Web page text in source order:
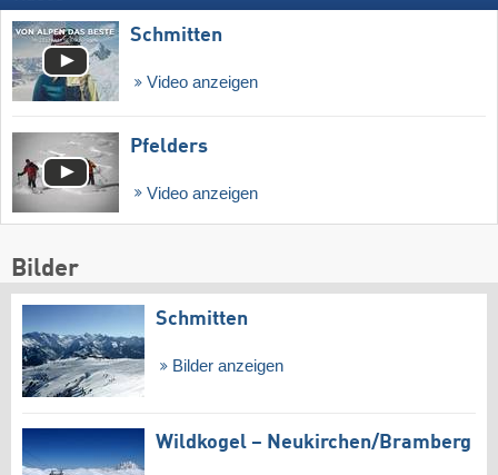
Schmitten
Video anzeigen
Pfelders
Video anzeigen
Bilder
Schmitten
Bilder anzeigen
Wildkogel – Neukirchen/​Bramberg